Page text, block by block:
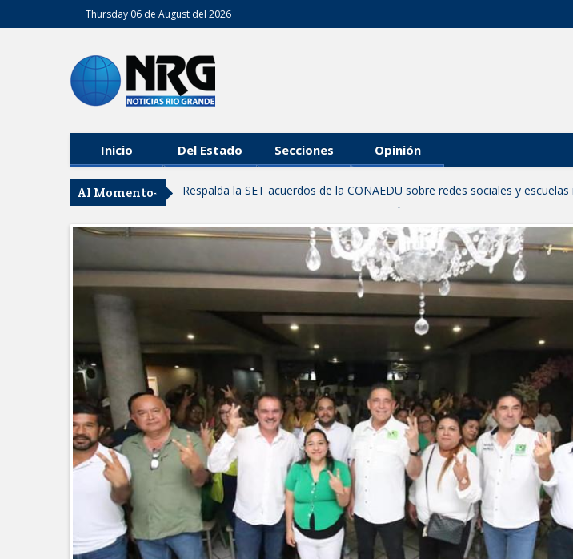
Thursday 06 de August del 2026
Inicio Del Estado Secciones Opinión
Al Momento-
Respalda la SET acuerdos de la CONAEDU sobre redes sociales y
MANTIENE EL RITMO DE LAS OBRAS PRIORITARIAS
Atendió Protección Civil de Reynosa reportes ante lluvias
IMPULSA GESTIÓN AMBIENTAL JORNADA DE MEJORA URBANA EN
Asegura alcalde de Reynosa buen funcionamiento de Presa El Águila
GOBIERNO MUNICIPAL Y ESTATAL CELEBRARÁN FERIA DEL EMPLEO EL
AGOSTO
Logra STPS la generación de empleo con más de 6 mil 900 colocaciones
Anunciaron Gobierno Municipal, PROFECO y CANACO: Feria de Regreso a
Brindará Familia UAT un moderno espacio con sentido humano en la
GOBIERNO MUNICIPAL ACERCA SERVICIOS Y APOYOS A FAMILIAS CON
CERQUITA DE TI”
Impulsa STPS ferias del empleo para jóvenes en tres regiones de
Felicitó Carlos Peña Ortiz a más de 390 egresados de la Universidad
Norte
GOBIERNO DE CARMEN LILIA CANTUROSAS INVIERTE EN
GARANTIZAR UN MEJOR SERVICIO DE AGUA POTABLE
Facilita DIF Tamaulipas trámite de credencial y placas de circulación para
discapacidad
CARMEN LILIA CANTUROSAS CONSOLIDA A NUEVO LAREDO COMO
LIMPIA EN TAMAULIPAS
Destacó Alcalde Carlos Peña Ortiz respuesta inmediata de servicios